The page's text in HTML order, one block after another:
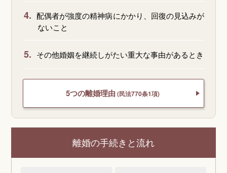
4. 配偶者が強度の精神病にかかり、回復の見込みが
ないこと
5. その他婚姻を継続しがたい重大な事由があるとき
5つの離婚理由 (民法770条1項)
離婚の手続きと流れ